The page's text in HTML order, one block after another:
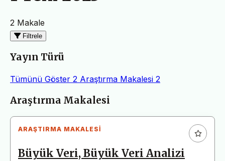
2 Makale
Filtrele
Yayın Türü
Tümünü Göster 2 Araştırma Makalesi 2
Makaleler
Araştırma Makalesi
ARAŞTIRMA MAKALESI
Büyük Veri, Büyük Veri Analizi